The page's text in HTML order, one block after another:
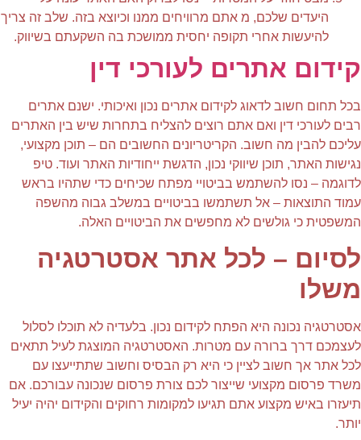
היעדים שלכם, מ אתם מרוויחים ממנו וכיוצא בזה. שלב זה צריך
להיעשות אחרי תקופה יחסית ממושכת בה השקעתם בשיווק.
אתרים לעורכי דין
תחום חשוב לדאוג לקידום אתרים נכון ואיכותי. ישנם אתרים
לעורכי דין ואם אתם רוצים להצליח בתחרות שיש בין האתרים
להבין מה חשוב. הקריטריונים החשובים הם – תוכן מקצועי,
האתר, תוכן שיווקי נכון, הדגשת ייחודיות האתר ועוד. טיפ
– נסו להשתמש בביטויי מפתח שכיחים כדי שתהיו בראש
התוצאות – אל תשתמשו בביטויים במשלב גבוה מהשפה
כי גולשים לא מחפשים את הביטויים האלה.
– לכל אתר אסטרטגיה
נכונה היא הפתח לקידום נכון. בלעדיה לא תוכלו לסלול
דרך ברורה עם מטרות. האסטרטגיה המוצגת לעיל תתאים
אתר אך חשוב לציין כי היא רק הבסיס וחשוב שתתייעצו עם
פרסום מקצועי שייצור לכם צורת פרסום שנכונה עבורכם. אם
באיש מקצוע אתם תגיעו למקומות רחוקים והקידום יהיה יעיל